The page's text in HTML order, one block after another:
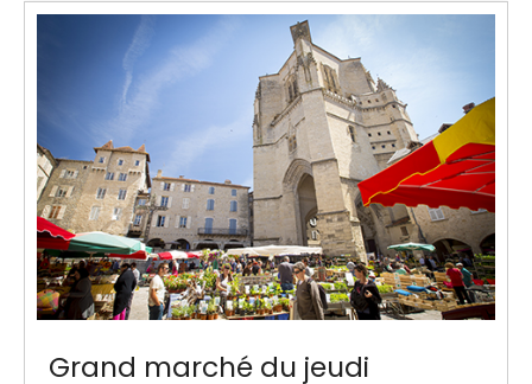
Grand marché du jeudi